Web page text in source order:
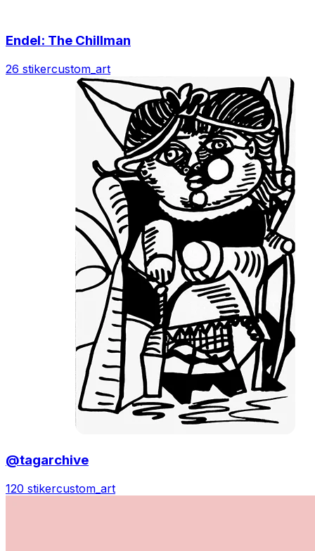
Endel: The Chillman
26 stikercustom_art
@tagarchive
120 stikercustom_art